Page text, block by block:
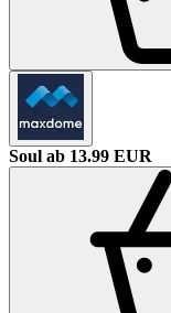
Soul ab 13.99 EUR